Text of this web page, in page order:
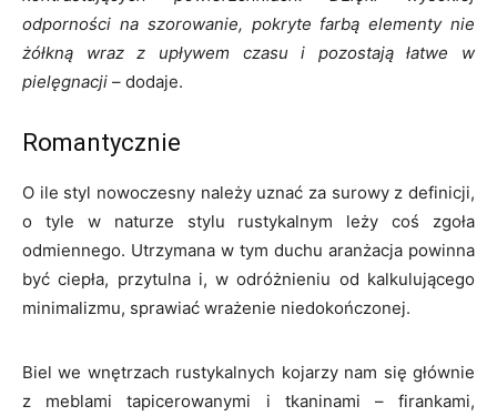
odporności na szorowanie, pokryte farbą elementy nie
żółkną wraz z upływem czasu i pozostają łatwe w
pielęgnacji – dodaje.
Romantycznie
O ile styl nowoczesny należy uznać za surowy z definicji,
o tyle w naturze stylu rustykalnym leży coś zgoła
odmiennego. Utrzymana w tym duchu aranżacja powinna
być ciepła, przytulna i, w odróżnieniu od kalkulującego
minimalizmu, sprawiać wrażenie niedokończonej.
Biel we wnętrzach rustykalnych kojarzy nam się głównie
z meblami tapicerowanymi i tkaninami – firankami,